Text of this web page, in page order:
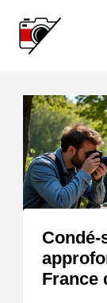
contenu
France